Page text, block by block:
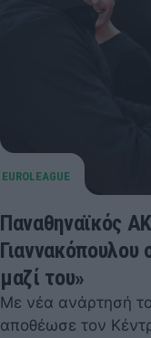
Παναθηναϊκός
μαζί του»
Με νέα ανάρτησή
αποθέωσε τον